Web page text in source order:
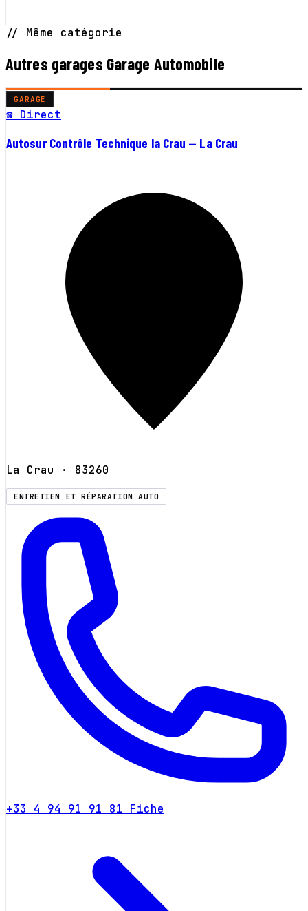
// Même catégorie
Autres garages Garage Automobile
GARAGE
☎ Direct
Autosur Contrôle Technique la Crau — La Crau
La Crau · 83260
ENTRETIEN ET RÉPARATION AUTO
+33 4 94 91 91 81 Fiche